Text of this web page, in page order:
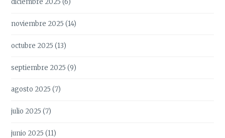
diciembre 2025 (6)
noviembre 2025 (14)
octubre 2025 (13)
septiembre 2025 (9)
agosto 2025 (7)
julio 2025 (7)
junio 2025 (11)